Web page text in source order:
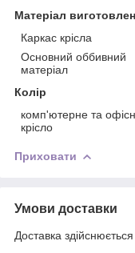
Матеріал
Каркас крісла
Основний оббивний
матеріал
Колір
комп'ютерне та
крісло
Приховати
Умови доставки
Доставка